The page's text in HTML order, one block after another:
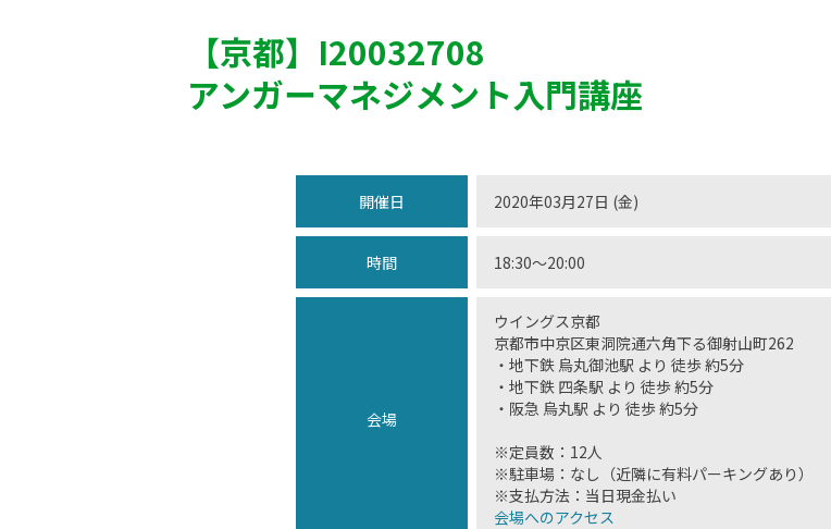
【京都】 I20032708
アンガーマネジメント入門講座
開催日 2020年03月27日 (金)
時間 18:30〜20:00
会場
ウイングス京都
京都市中京区東洞院通六角下る御射山町262
・地下鉄 烏丸御池駅 より 徒歩 約5分
・地下鉄 四条駅 より 徒歩 約5分
・阪急 烏丸駅 より 徒歩 約5分
※定員数：12人
※駐車場：なし（近隣に有料パーキングあり）
※支払方法：当日現金払い
会場へのアクセス